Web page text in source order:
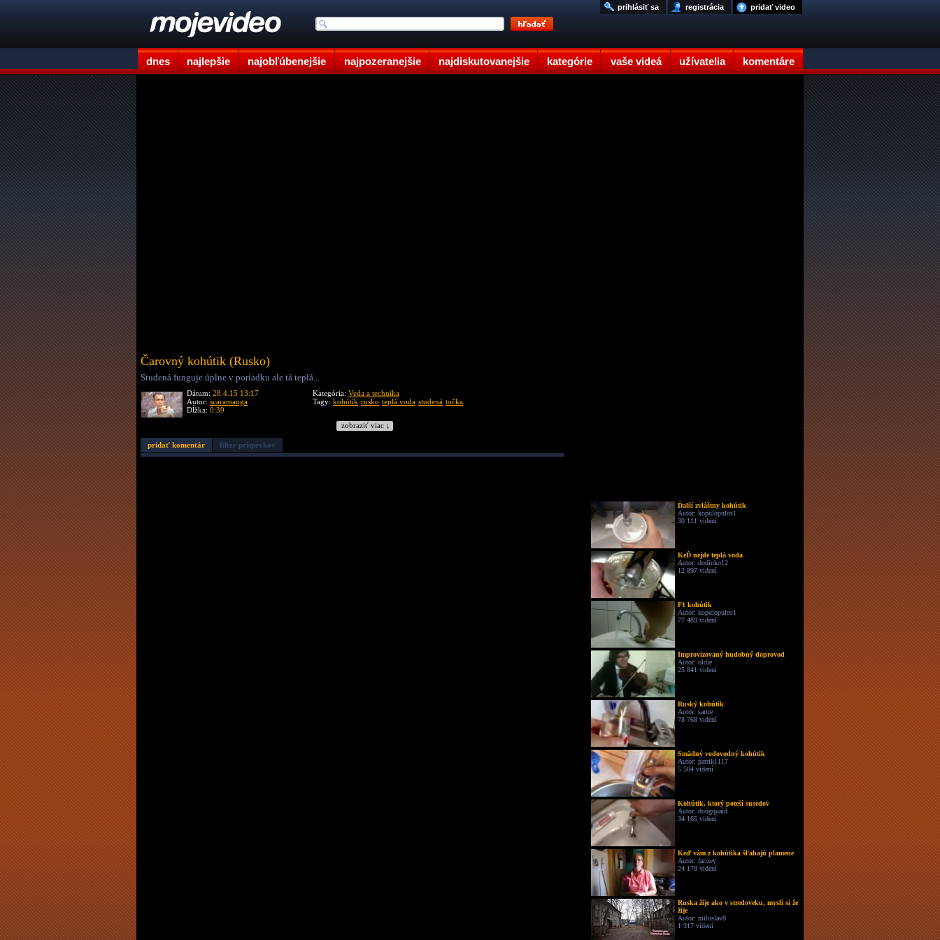
dnes najlepšie najobľúbenejšie najpozeranejšie najdiskutovanejšie kategórie vaše videá užívatelia komentáre
pridať video
registrácia
prihlásiť sa
Čarovný kohútik (Rusko)
Studená funguje úplne v poriadku ale tá teplá...
Dátum: 28.4.15 13:17
Autor: scaramanga
Dĺžka: 0:39
Kategória: Veda a technika
Tagy: kohútik rusko teplá voda studená točka
zobraziť viac ↓
pridať komentár filter príspevkov
Ďalší zvláštny kohútik
Autor: kopulopulos1
30 111 videní
KeĎ nejde teplá voda
Autor: dodinko12
12 897 videní
F1 kohútik
Autor: kopulopulos1
77 489 videní
Improvizovaný hudobný doprovod
Autor: oldie
25 841 videní
Ruský kohútik
Autor: sartre
78 768 videní
Smädný vodovodný kohútik
Autor: patrik1117
5 504 videní
Kohútik, ktorý poteší susedov
Autor: dougquaid
34 165 videní
Keď vám z kohútika šľahajú plamene
Autor: farizey
24 178 videní
Ruska žije ako v stredoveku, myslí si že
žije
Autor: miloslav8
1 317 videní